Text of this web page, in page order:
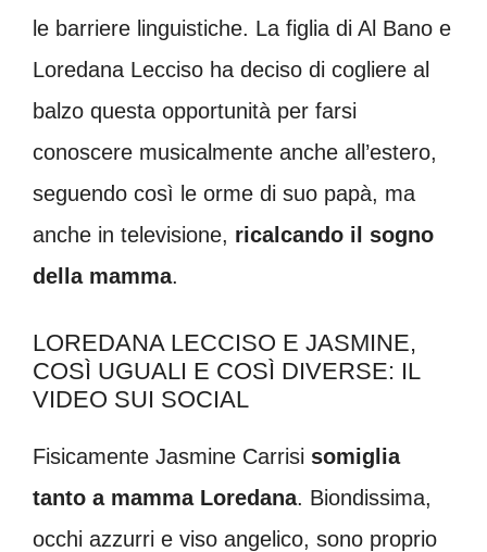
le barriere linguistiche. La figlia di Al Bano e
Loredana Lecciso ha deciso di cogliere al
balzo questa opportunità per farsi
conoscere musicalmente anche all’estero,
seguendo così le orme di suo papà, ma
anche in televisione, ricalcando il sogno
della mamma.
LOREDANA LECCISO E JASMINE,
COSÌ UGUALI E COSÌ DIVERSE: IL
VIDEO SUI SOCIAL
Fisicamente Jasmine Carrisi somiglia
tanto a mamma Loredana. Biondissima,
occhi azzurri e viso angelico, sono proprio